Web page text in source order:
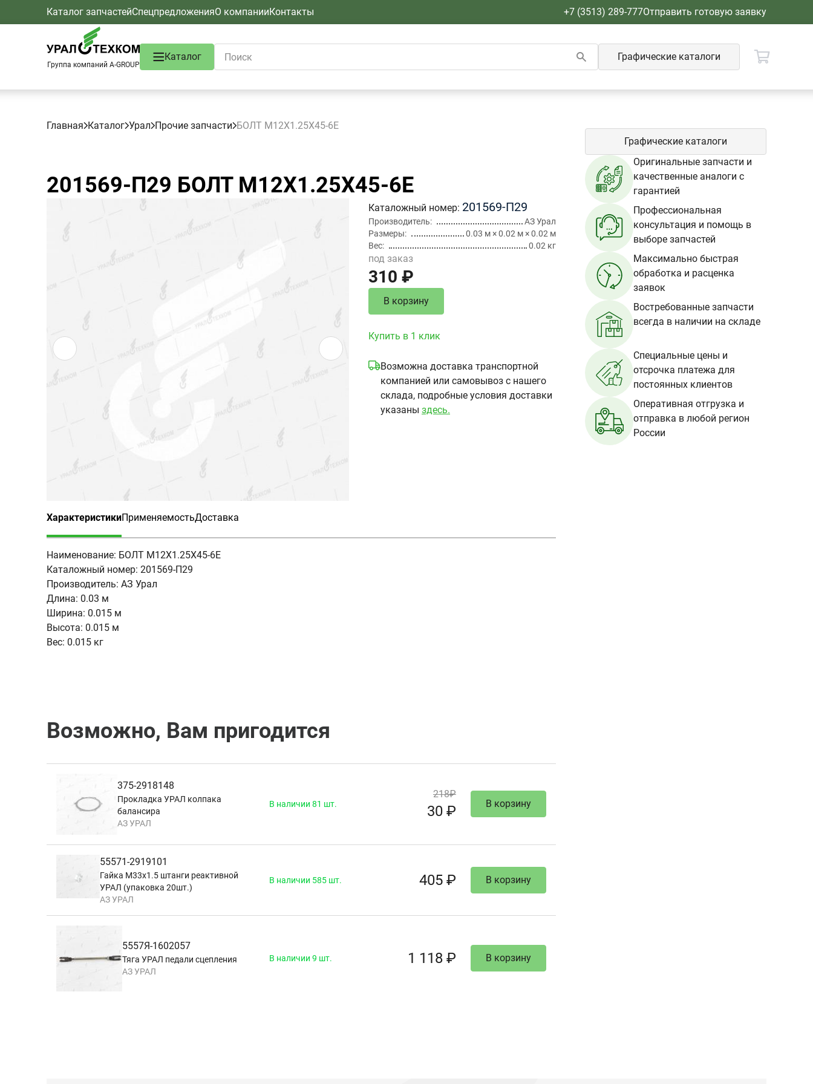
Каталог запчастейСпецпредложенияО компанииКонтакты +7 (3513) 289-777Отправить готовую заявку
Группа компаний A-GROUP
Каталог Графические каталоги
Главная Каталог Урал Прочие запчасти БОЛТ М12Х1.25Х45-6Е
201569-П29 БОЛТ М12Х1.25Х45-6Е
Каталожный номер 201569-П29
Производитель
АЗ Урал
Размеры
0.03 м × 0.02 м × 0.02 м
Вес
0.02 кг
под заказ
310 ₽
В корзину
Купить в 1 клик
Возможна доставка транспортной
компанией или самовывоз с нашего
склада, подробные условия доставки
указаны здесь.
Характеристики
(активная вкладка)
ПрименяемостьДоставка
Наименование: БОЛТ М12Х1.25Х45-6Е
Каталожный номер: 201569-П29
Производитель: АЗ Урал
Длина: 0.03 м
Ширина: 0.015 м
Высота: 0.015 м
Вес: 0.015 кг
Возможно, Вам пригодится
375-2918148
Прокладка УРАЛ колпака
балансира
АЗ УРАЛ
В наличии 81 шт.
218₽
30 ₽ В корзину
55571-2919101
Гайка М33х1.5 штанги реактивной
УРАЛ (упаковка 20шт.)
АЗ УРАЛ
В наличии 585 шт. 405 ₽ В корзину
5557Я-1602057
Тяга УРАЛ педали сцепления
АЗ УРАЛ
В наличии 9 шт. 1 118 ₽ В корзину
Графические каталоги
Оригинальные запчасти и
качественные аналоги с
гарантией
Профессиональная
консультация и помощь в
выборе запчастей
Максимально быстрая
обработка и расценка
заявок
Востребованные запчасти
всегда в наличии на складе
Специальные цены и
отсрочка платежа для
постоянных клиентов
Оперативная отгрузка и
отправка в любой регион
России